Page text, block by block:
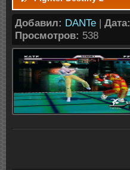
Добавил: DANTe | Дата:
Просмотров: 538